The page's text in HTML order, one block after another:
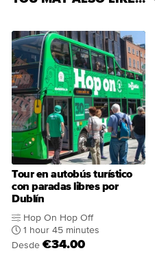
Tour en autobús turístico
con paradas libres por
Dublín
Hop On Hop Off
1 hour 45 minutes
Desde €34.00